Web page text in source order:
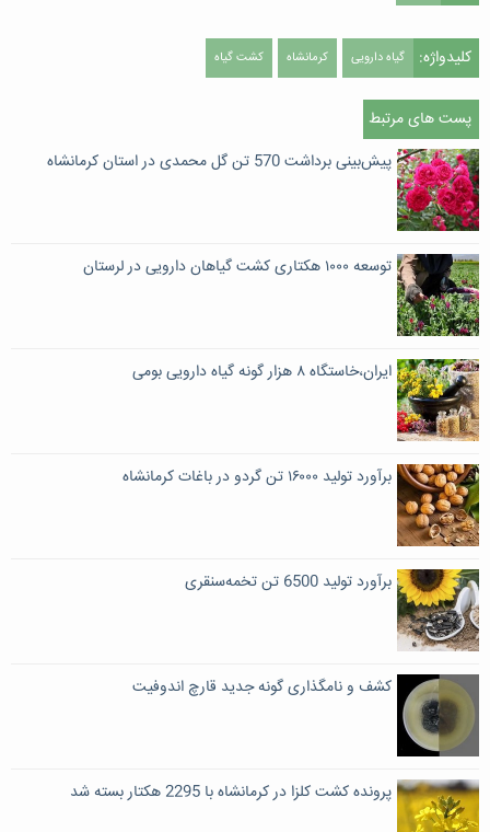
کلیدواژه: گیاه دارویی کرمانشاه کشت گیاه
پست های مرتبط
پیش‌بینی برداشت 570 تن گل محمدی در استان کرمانشاه
توسعه ۱۰۰۰ هکتاری کشت گیاهان دارویی در لرستان
ایران،خاستگاه ۸ هزار گونه گیاه دارویی بومی
برآورد تولید ۱۶۰۰۰ تن گردو در باغات کرمانشاه
برآورد تولید 6500 تن تخمه‌سنقری
کشف و نامگذاری گونه جدید قارچ اندوفیت
پرونده کشت کلزا در کرمانشاه با 2295 هکتار بسته شد